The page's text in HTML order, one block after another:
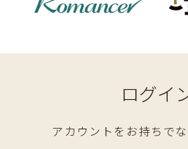
ログイ
アカウントをお持ちで